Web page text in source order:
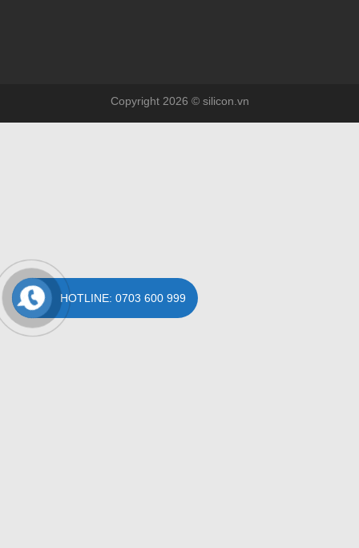
Copyright 2026 © silicon.vn
HOTLINE: 0703 600 999